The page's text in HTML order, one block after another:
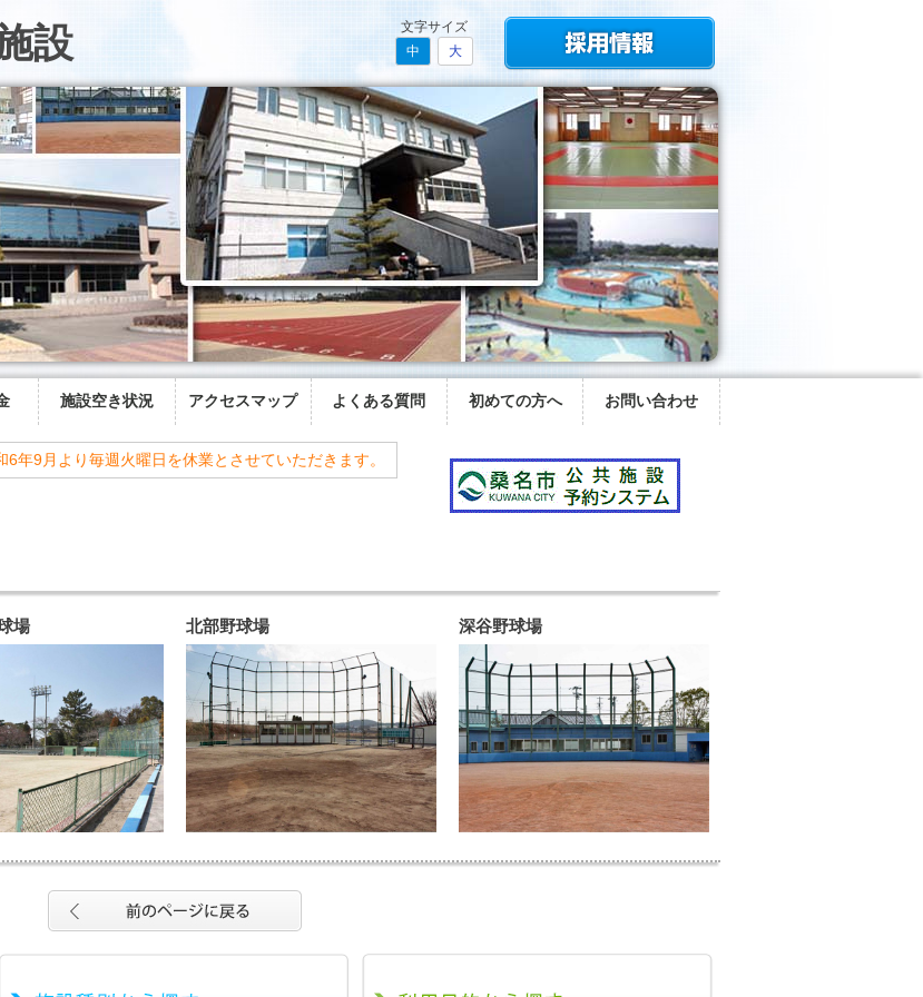
設
文字サイズ
中
大
施設空き状況 アクセスマップ よくある質問 初めての方へ お問い合わせ
9月より毎週火曜日を休業とさせていただきます。
場 北部野球場 深谷野球場